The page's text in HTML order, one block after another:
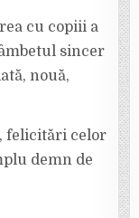
cu copiii a
sincer
nouă,
felicitări celor
demn de